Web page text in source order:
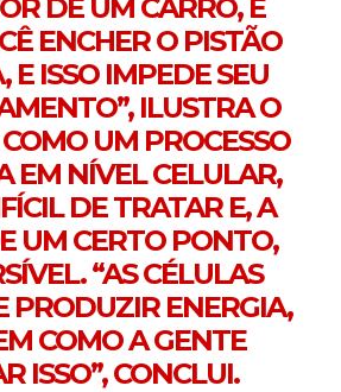
DE UM CARRO, É
ENCHER O PISTÃO
E ISSO IMPEDE SEU
ILUSTRA O
UM PROCESSO
EM NÍVEL CELULAR,
DE TRATAR E, A
UM CERTO PONTO,
“AS CÉLULAS
PRODUZIR ENERGIA,
COMO A GENTE
ISSO”, CONCLUI.